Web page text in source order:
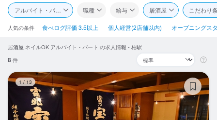
食べログ求人TOP
求人検索
閲覧履歴
気になる求人
アルバイト・パート 職種 給与 居酒屋 こだわり
人気の条件 食べログ評価 3.5以上 個人経営(2店舗以内) オープニングス
居酒屋 ネイルOK アルバイト・パート の求人情報 - 柏駅
8件
1 / 13